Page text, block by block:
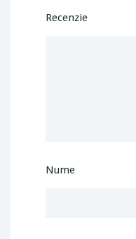
Recenzie
Nume